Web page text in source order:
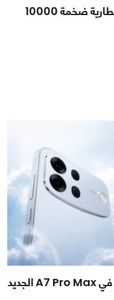
أوبو تطلق Oppo A7 Pro Max ببطارية ضخمة 10000